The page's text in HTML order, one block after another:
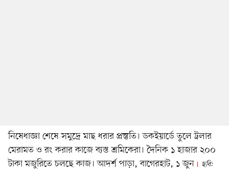
নিষেধাজ্ঞা শেষে সমুদ্রে মাছ ধরার প্রস্তুতি। ডকইয়ার্ডে তুলে ট্রলার
মেরামত ও রং করার কাজে ব্যস্ত শ্রমিকেরা। দৈনিক ১ হাজার ২০০
টাকা মজুরিতে চলছে কাজ। আদর্শ পাড়া, বাগেরহাট, ১ জুন
ছবি: